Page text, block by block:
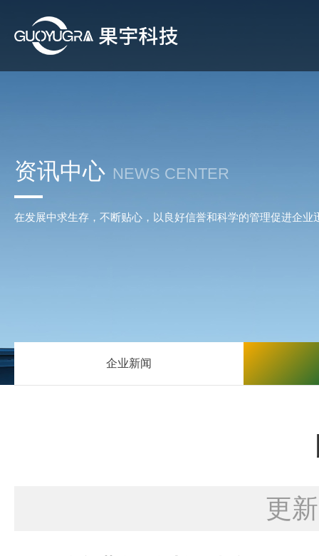
资讯中心 NEWS CENTER
在发展中求生存，不断贴心，以良好信誉和科学的管理促进企业
企业新闻
更